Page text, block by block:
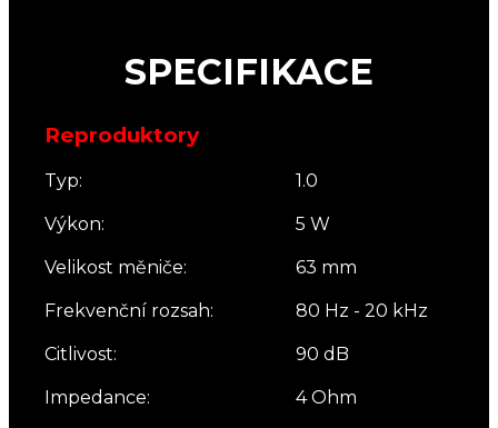
SPECIFIKACE
Reproduktory
Typ: 1.0
Výkon: 5 W
Velikost měniče: 63 mm
Frekvenční rozsah: 80 Hz - 20 kHz
Citlivost: 90 dB
Impedance: 4 Ohm